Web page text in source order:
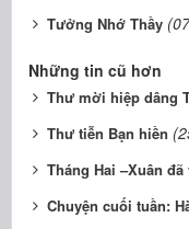
Tưởng Nhớ Thầy
Những tin cũ hơn
Thư mời hiệp dâng
Thư tiễn Bạn hiền
Tháng Hai –Xuân đã
Chuyện cuối tuần: